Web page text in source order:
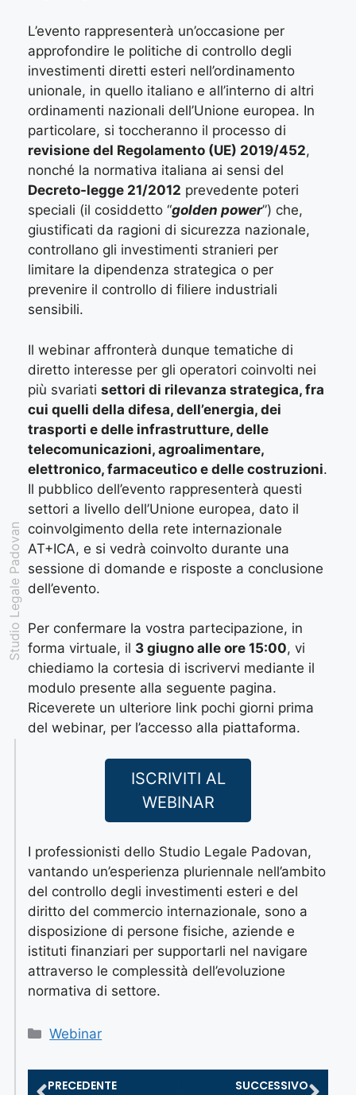
Studio Legale Padovan
L’evento rappresenterà un’occasione per
approfondire le politiche di controllo degli
investimenti diretti esteri nell’ordinamento
unionale, in quello italiano e all’interno di altri
ordinamenti nazionali dell’Unione europea. In
particolare, si toccheranno il processo di
revisione del Regolamento (UE) 2019/452,
nonché la normativa italiana ai sensi del
Decreto-legge 21/2012 prevedente poteri
speciali (il cosiddetto “golden power”) che,
giustificati da ragioni di sicurezza nazionale,
controllano gli investimenti stranieri per
limitare la dipendenza strategica o per
prevenire il controllo di filiere industriali
sensibili.
Il webinar affronterà dunque tematiche di
diretto interesse per gli operatori coinvolti nei
più svariati settori di rilevanza strategica, fra
cui quelli della difesa, dell’energia, dei
trasporti e delle infrastrutture, delle
telecomunicazioni, agroalimentare,
elettronico, farmaceutico e delle costruzioni.
Il pubblico dell’evento rappresenterà questi
settori a livello dell’Unione europea, dato il
coinvolgimento della rete internazionale
AT+ICA, e si vedrà coinvolto durante una
sessione di domande e risposte a conclusione
dell’evento.
Per confermare la vostra partecipazione, in
forma virtuale, il 3 giugno alle ore 15:00, vi
chiediamo la cortesia di iscrivervi mediante il
modulo presente alla seguente pagina.
Riceverete un ulteriore link pochi giorni prima
del webinar, per l’accesso alla piattaforma.
ISCRIVITI AL
WEBINAR
I professionisti dello Studio Legale Padovan,
vantando un’esperienza pluriennale nell’ambito
del controllo degli investimenti esteri e del
diritto del commercio internazionale, sono a
disposizione di persone fisiche, aziende e
istituti finanziari per supportarli nel navigare
attraverso le complessità dell’evoluzione
normativa di settore.
Webinar
PRECEDENTE SUCCESSIVO